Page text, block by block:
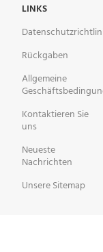
LINKS
Rückgaben
Allgemeine
Kontaktieren Sie
uns
Neueste
Nachrichten
Unsere Sitemap